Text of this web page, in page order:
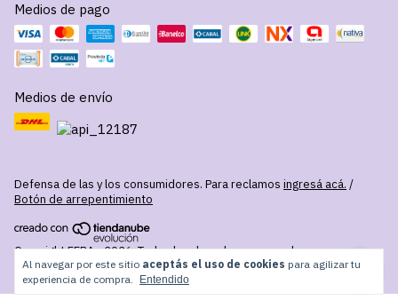
Al navegar por este sitio aceptás el uso de cookies para agilizar tu
experiencia de compra.
Entendido
Medios de pago
Medios de envío
Defensa de las y los consumidores. Para reclamos ingresá acá. /
Botón de arrepentimiento
Copyright FERA - 2026. Todos los derechos reservados.